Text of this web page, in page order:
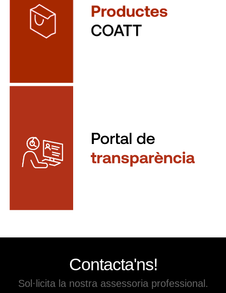
Contacta'ns!
Sol·licita la nostra assessoria professional.